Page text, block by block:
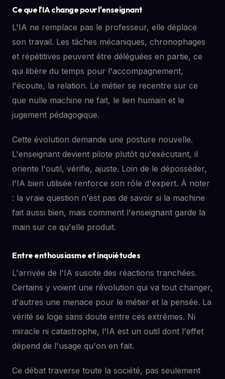
Ce que l'IA change pour l'enseignant
L'IA ne remplace pas le professeur, elle déplace
son travail. Les tâches mécaniques, chronophages
et répétitives peuvent être déléguées en partie, ce
qui libère du temps pour l'accompagnement,
l'écoute, la relation. Le métier se recentre sur ce
que nulle machine ne fait, le lien humain et le
jugement pédagogique.
Cette évolution demande une posture nouvelle.
L'enseignant devient pilote plutôt qu'exécutant, il
oriente l'outil, vérifie, ajuste. Loin de le déposséder,
l'IA bien utilisée renforce son rôle d'expert. À noter
: la vraie question n'est pas de savoir si la machine
fait aussi bien, mais comment l'enseignant garde la
main sur ce qu'elle produit.
Entre enthousiasme et inquiétudes
L'arrivée de l'IA suscite des réactions tranchées.
Certains y voient une révolution qui va tout changer,
d'autres une menace pour le métier et la pensée. La
vérité se loge sans doute entre ces extrêmes. Ni
miracle ni catastrophe, l'IA est un outil dont l'effet
dépend de l'usage qu'on en fait.
Ce débat traverse toute la société, pas seulement